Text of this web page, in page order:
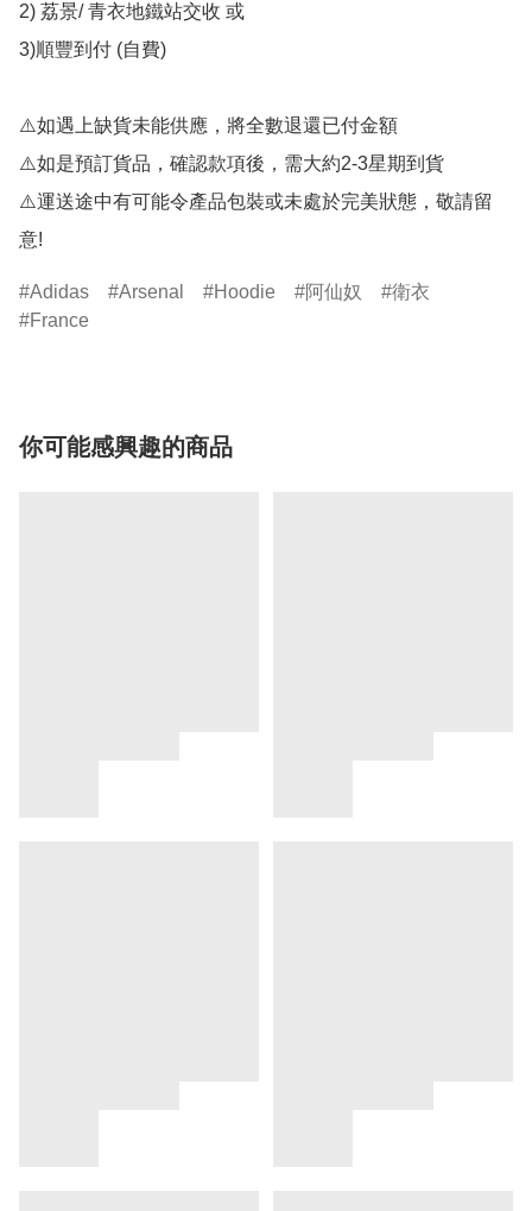
2) 荔景/ 青衣地鐵站交收 或
3)順豐到付 (自費)
⚠️如遇上缺貨未能供應，將全數退還已付金額
⚠️如是預訂貨品，確認款項後，需大約2-3星期到貨
⚠️運送途中有可能令產品包裝或未處於完美狀態，敬請留
Adidas Arsenal Hoodie 阿仙奴
衛衣
France
你可能感興趣的商品